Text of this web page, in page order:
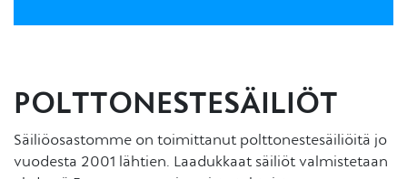
POLTTONESTESÄILIÖT
Säiliöosastomme on toimittanut polttonestesäiliöitä jo
vuodesta 2001 lähtien. Laadukkaat säiliöt valmistetaan